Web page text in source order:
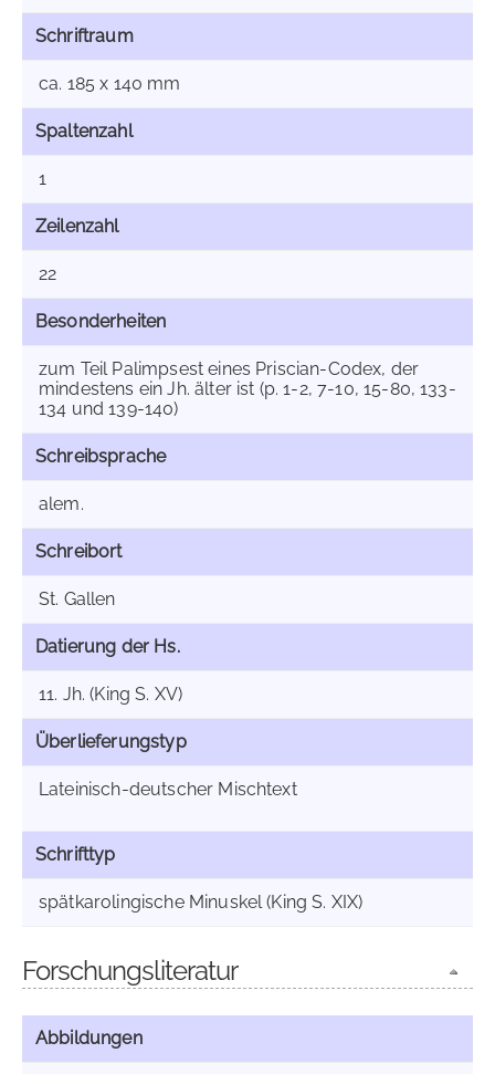
Schriftraum
ca. 185 x 140 mm
Spaltenzahl
1
Zeilenzahl
22
Besonderheiten
zum Teil Palimpsest eines Priscian-Codex, der
mindestens ein Jh. älter ist (p. 1-2, 7-10, 15-80, 133-
134 und 139-140)
Schreibsprache
alem.
Schreibort
St. Gallen
Datierung der Hs.
11. Jh. (King S. XV)
Überlieferungstyp
Lateinisch-deutscher Mischtext
Schrifttyp
spätkarolingische Minuskel (King S. XIX)
Forschungsliteratur
Abbildungen